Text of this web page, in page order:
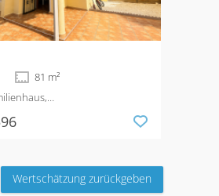
81 m²
Wertschätzung zurückgeben